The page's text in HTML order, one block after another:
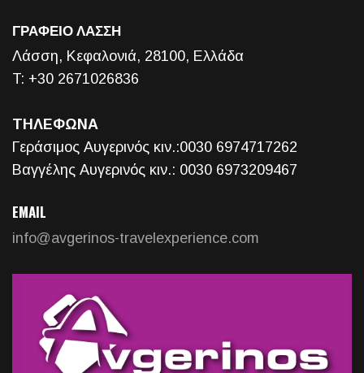
ΓΡΑΦΕΙΟ ΛΑΣΣΗ
Λάσση, Κεφαλονιά, 28100, Ελλάδα
T: +30 2671026836
ΤΗΛΕΦΩΝΑ
Γεράσιμος Αυγερινός κιν.:0030 6974717262
Βαγγέλης Αυγερινός κιν.: 0030 6973209467
EMAIL
info@avgerinos-travelexperience.com